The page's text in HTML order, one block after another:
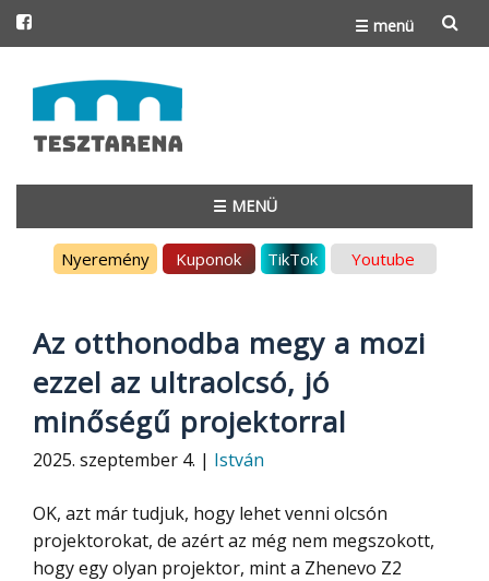
☰ menü
to
content
☰ MENÜ
Nyeremény Kuponok TikTok Youtube
Az otthonodba megy a mozi
ezzel az ultraolcsó, jó
minőségű projektorral
2025. szeptember 4. | István
OK, azt már tudjuk, hogy lehet venni olcsón
projektorokat, de azért az még nem megszokott,
hogy egy olyan projektor, mint a Zhenevo Z2